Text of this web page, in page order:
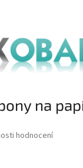
na
hodnocení